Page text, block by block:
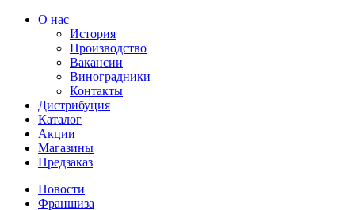
О нас
История
Производство
Вакансии
Виноградники
Контакты
Дистрибуция
Каталог
Акции
Магазины
Предзаказ
Новости
Франшиза